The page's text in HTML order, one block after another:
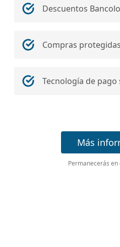
Descuentos
Compras protegidas
Tecnología de
Más
Permanecerás